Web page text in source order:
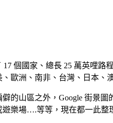
個國家、總長 25 萬英哩
歐洲、南非、台灣、日本、
的山區之外，Google 街景
樂場….等等，現在都一此整